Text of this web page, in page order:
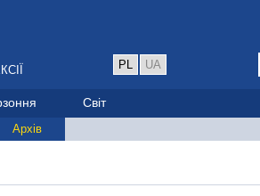
PL UA
Світ
Архів